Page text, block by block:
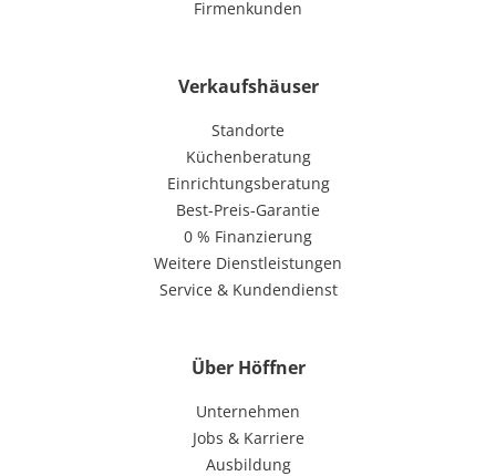
Firmenkunden
Verkaufshäuser
Standorte
Küchenberatung
Einrichtungsberatung
Best-Preis-Garantie
0 % Finanzierung
Weitere Dienstleistungen
Service & Kundendienst
Über Höffner
Unternehmen
Jobs & Karriere
Ausbildung